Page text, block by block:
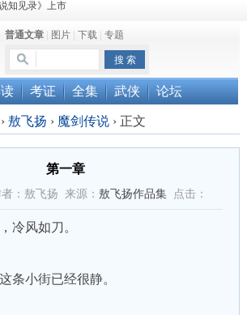
动圆满结束
修订版已上市
知见录》上市
普通文章| 图片| 下载| 专题
考证 全集 武侠 论坛
› 敖飞扬 › 魔剑传说 ›正文
第一章
：敖飞扬 来源： 敖飞扬作品集点击：
冷风如刀。
条小街已经很静。